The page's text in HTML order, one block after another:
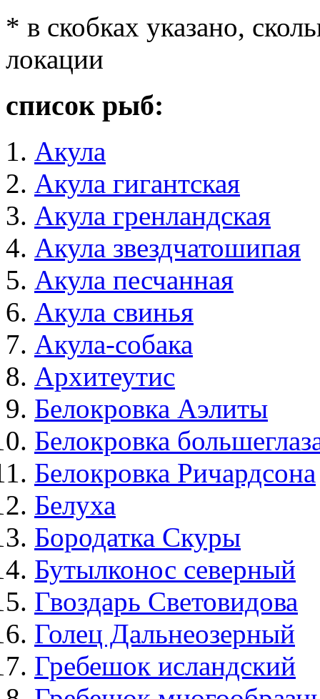
* в скобках указано,
локации
список рыб:
Акула
Акула гигантская
Акула гренландская
Акула звездчатошипая
Акула песчанная
Акула свинья
Акула-собака
Архитеутис
Белокровка Аэлиты
Белокровка
Белокровка Ричардсона
Белуха
Бородатка Скуры
Бутылконос северный
Гвоздарь Световидова
Голец Дальнеозерный
Гребешок исландский